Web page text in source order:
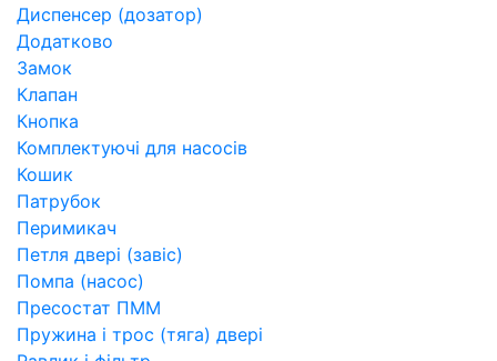
Диспенсер (дозатор)
Додатково
Замок
Клапан
Кнопка
Комплектуючі для насосів
Кошик
Патрубок
Перимикач
Петля двері (завіс)
Помпа (насос)
Пресостат ПММ
Пружина і трос (тяга) двері